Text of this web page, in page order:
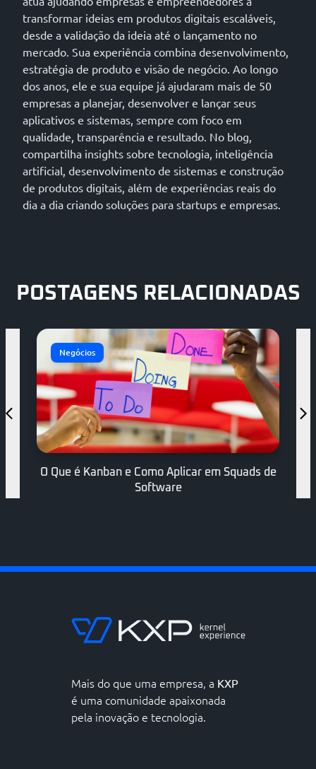
transformar ideias em produtos digitais escaláveis,
desde a validação da ideia até o lançamento no
mercado. Sua experiência combina desenvolvimento,
estratégia de produto e visão de negócio. Ao longo
dos anos, ele e sua equipe já ajudaram mais de 50
empresas a planejar, desenvolver e lançar seus
aplicativos e sistemas, sempre com foco em
qualidade, transparência e resultado. No blog,
compartilha insights sobre tecnologia, inteligência
artificial, desenvolvimento de sistemas e construção
de produtos digitais, além de experiências reais do
dia a dia criando soluções para startups e empresas.
POSTAGENS RELACIONADAS
Negócios
Consultoria em Transformação Digital: Guia do
Diretor de TI
Mais do que uma empresa, a KXP
é uma comunidade apaixonada
pela inovação e tecnologia.